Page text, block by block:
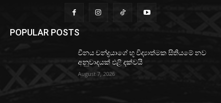
POPULAR POSTS
චීනය චන්ද්‍රයාගේ භූ විද්‍යාත්මක සිතියමේ නව
අනුවාදයක් එළි දක්වයි
August 7, 2026